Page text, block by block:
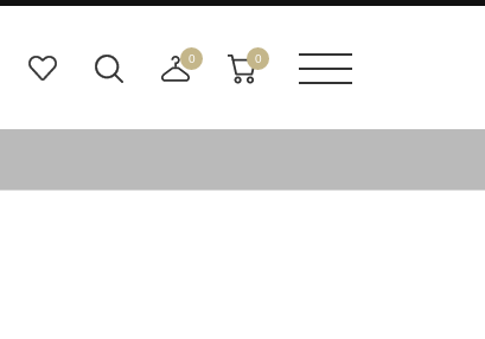
り
ダ
0
寄
0